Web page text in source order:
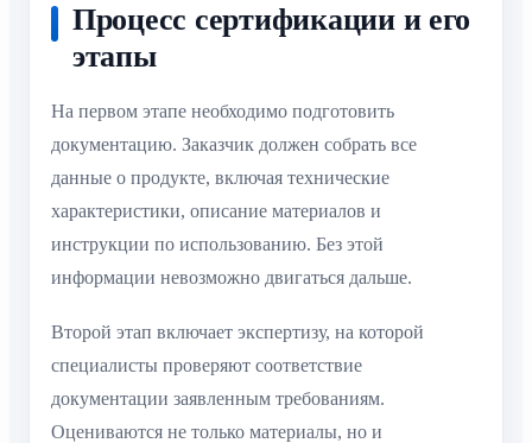
Процесс сертификации и его
этапы
На первом этапе необходимо подготовить
документацию. Заказчик должен собрать все
данные о продукте, включая технические
характеристики, описание материалов и
инструкции по использованию. Без этой
информации невозможно двигаться дальше.
Второй этап включает экспертизу, на которой
специалисты проверяют соответствие
документации заявленным требованиям.
Оцениваются не только материалы, но и